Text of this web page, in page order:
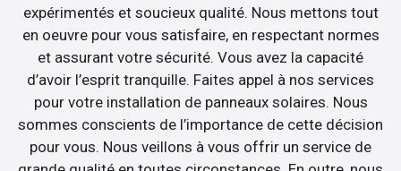
expérimentés et soucieux qualité. Nous mettons tout
en oeuvre pour vous satisfaire, en respectant normes
et assurant votre sécurité. Vous avez la capacité
d’avoir l’esprit tranquille. Faites appel à nos services
pour votre installation de panneaux solaires. Nous
sommes conscients de l’importance de cette décision
pour vous. Nous veillons à vous offrir un service de